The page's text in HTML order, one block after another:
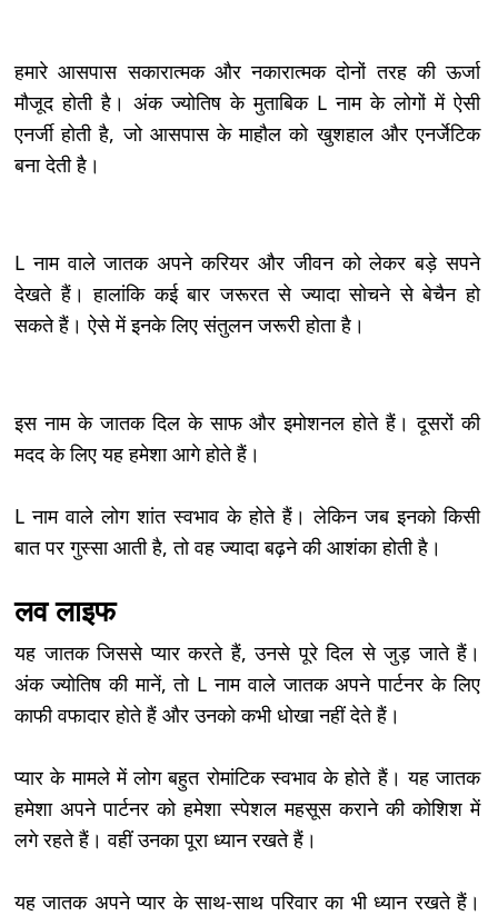
हमारे आसपास सकारात्मक और नकारात्मक दोनों तरह की ऊर्जा
मौजूद होती है। अंक ज्योतिष के मुताबिक L नाम के लोगों में ऐसी
एनर्जी होती है, जो आसपास के माहौल को खुशहाल और एनर्जेटिक
बना देती है।
L नाम वाले जातक अपने करियर और जीवन को लेकर बड़े सपने
देखते हैं। हालांकि कई बार जरूरत से ज्यादा सोचने से बेचैन हो
सकते हैं। ऐसे में इनके लिए संतुलन जरूरी होता है।
इस नाम के जातक दिल के साफ और इमोशनल होते हैं। दूसरों की
मदद के लिए यह हमेशा आगे होते हैं।
L नाम वाले लोग शांत स्वभाव के होते हैं। लेकिन जब इनको किसी
बात पर गुस्सा आती है, तो वह ज्यादा बढ़ने की आशंका होती है।
लव लाइफ
यह जातक जिससे प्यार करते हैं, उनसे पूरे दिल से जुड़ जाते हैं।
अंक ज्योतिष की मानें, तो L नाम वाले जातक अपने पार्टनर के लिए
काफी वफादार होते हैं और उनको कभी धोखा नहीं देते हैं।
प्यार के मामले में लोग बहुत रोमांटिक स्वभाव के होते हैं। यह जातक
हमेशा अपने पार्टनर को हमेशा स्पेशल महसूस कराने की कोशिश में
लगे रहते हैं। वहीं उनका पूरा ध्यान रखते हैं।
यह जातक अपने प्यार के साथ-साथ परिवार का भी ध्यान रखते हैं।